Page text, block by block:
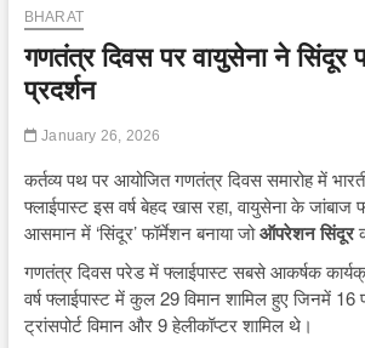
BHARAT
गणतंत्र दिवस पर वायुसेना ने सिंदूर
प्रदर्शन
January 26, 2026
कर्तव्य पथ पर आयोजित गणतंत्र दिवस समारोह में
फ्लाईपास्ट इस वर्ष बेहद खास रहा, वायुसेना के जांबाज
आसमान में ‘सिंदूर’ फॉर्मेशन बनाया जोऑपरेशन सिंदूर
गणतंत्र दिवस परेड में फ्लाईपास्ट सबसे आकर्षक
वर्ष फ्लाईपास्ट में कुल 29 विमान शामिल हुए जिनमें 16
ट्रांसपोर्ट विमान और 9 हेलीकॉप्टर शामिल थे।